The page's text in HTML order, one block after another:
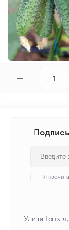
Я
Улица